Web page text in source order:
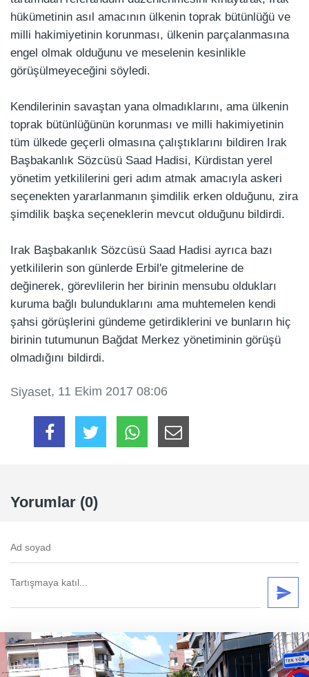
hükümetinin asıl amacının ülkenin toprak bütünlüğü ve
milli hakimiyetinin korunması, ülkenin parçalanmasına
engel olmak olduğunu ve meselenin kesinlikle
görüşülmeyeceğini söyledi.
Kendilerinin savaştan yana olmadıklarını, ama ülkenin
toprak bütünlüğünün korunması ve milli hakimiyetinin
tüm ülkede geçerli olmasına çalıştıklarını bildiren Irak
Başbakanlık Sözcüsü Saad Hadisi, Kürdistan yerel
yönetim yetkililerini geri adım atmak amacıyla askeri
seçenekten yararlanmanın şimdilik erken olduğunu, zira
şimdilik başka seçeneklerin mevcut olduğunu bildirdi.
Irak Başbakanlık Sözcüsü Saad Hadisi ayrıca bazı
yetkililerin son günlerde Erbil'e gitmelerine de
değinerek, görevlilerin her birinin mensubu oldukları
kuruma bağlı bulunduklarını ama muhtemelen kendi
şahsi görüşlerini gündeme getirdiklerini ve bunların hiç
birinin tutumunun Bağdat Merkez yönetiminin görüşü
olmadığını bildirdi.
Siyaset, 11 Ekim 2017 08:06
Yorumlar (0)